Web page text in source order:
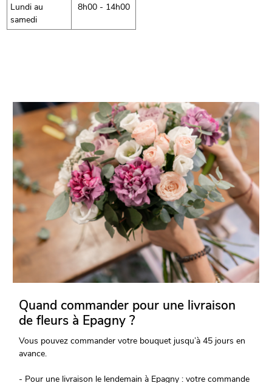
Lundi au
samedi
8h00 - 14h00
Quand commander pour une livraison
de fleurs à Epagny ?
Vous pouvez commander votre bouquet jusqu’à 45 jours en
avance.
- Pour une livraison le lendemain à Epagny : votre commande